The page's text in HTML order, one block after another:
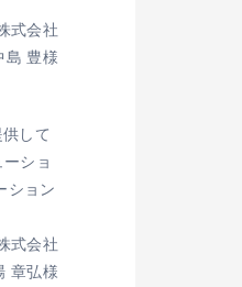
式会社
島 豊様
して
ショ
ション
式会社
章弘様